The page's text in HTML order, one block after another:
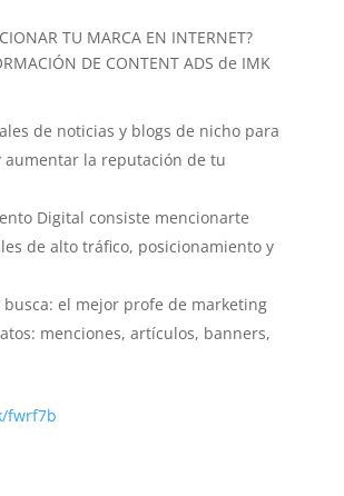
TU MARCA EN INTERNET?
DE CONTENT ADS de IMK
de noticias y blogs de nicho para
aumentar la reputación de tu
Digital consiste mencionarte
de alto tráfico, posicionamiento y
busca: el mejor profe de marketing
menciones, artículos, banners,
fwrf7b